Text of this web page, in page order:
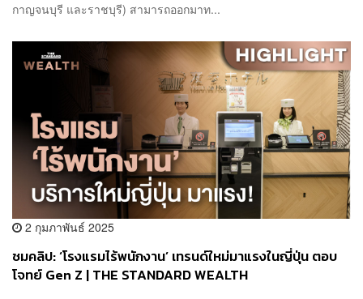
กาญจนบุรี และราชบุรี) สามารถออกมาท...
2 กุมภาพันธ์ 2025
ชมคลิป: ‘โรงแรมไร้พนักงาน’ เทรนด์ใหม่มาแรงในญี่ปุ่น ตอบ
โจทย์ Gen Z | THE STANDARD WEALTH